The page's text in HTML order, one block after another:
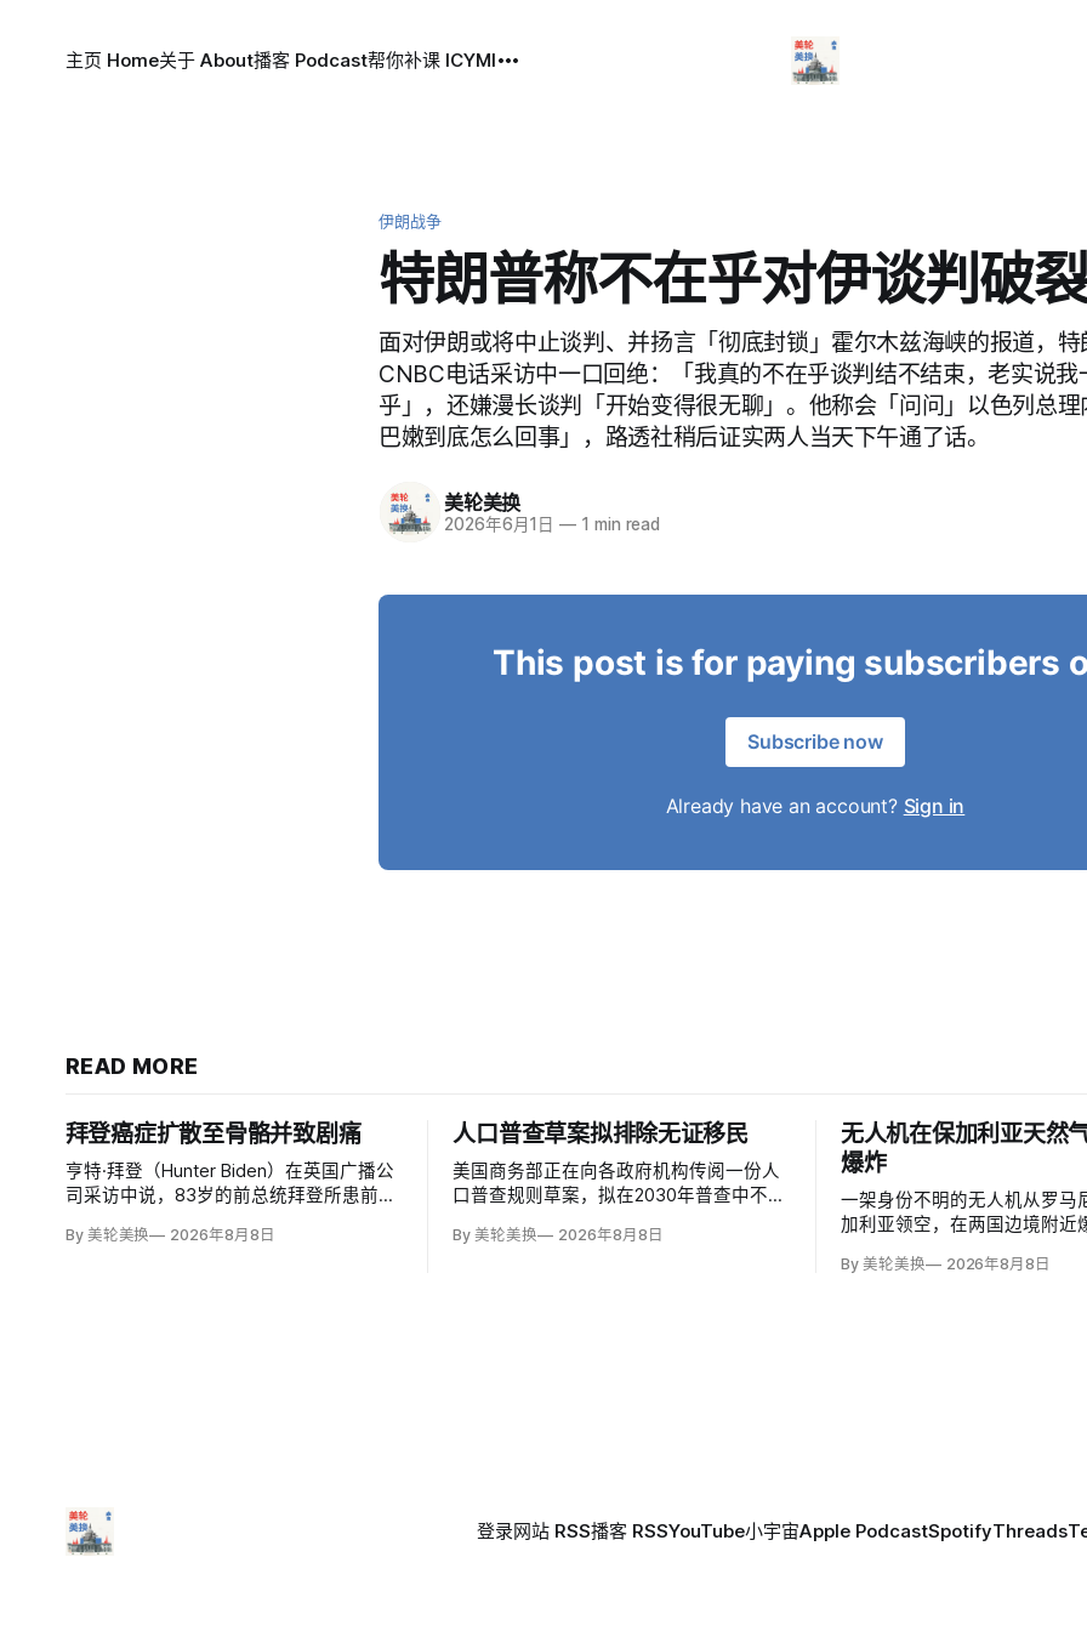
主页 Home关于 About播客 Podcast帮你补课 ICYMI
伊朗战争
特朗普称不在乎对伊谈判破裂
面对伊朗或将中止谈判、并扬言「彻底封锁」霍尔木兹海峡的报道，
CNBC电话采访中一口回绝：「我真的不在乎谈判结不结束，老实说我
乎」，还嫌漫长谈判「开始变得很无聊」。他称会「问问」以色列总
巴嫩到底怎么回事」，路透社稍后证实两人当天下午通了话。
美轮美换
2026年6月1日 — 1 min read
This post is for paying subscribers
Subscribe now
Already have an account? Sign in
READ MORE
拜登癌症扩散至骨骼并致剧痛
亨特·拜登（Hunter Biden）在英国广播公
司采访中说，83岁的前总统拜登所患前列
剧烈疼痛，并在多个方面严重影响生活。
By 美轮美换 2026年8月8日
人口普查草案拟排除无证移民
美国商务部正在向各政府机构传阅一份人
口普查规则草案，拟在2030年普查中不计
据，理由是避免个人问题造成「扭曲」。
By 美轮美换 2026年8月8日
无人机在保加利亚天然
爆炸
一架身份不明的无人机从罗马
加利亚领空，在两国边境附近
1000米；无人伤亡，基础设
By 美轮美换 2026年8月8日
登录网站 RSS播客 RSSYouTube小宇宙Apple PodcastSpotifyThreads